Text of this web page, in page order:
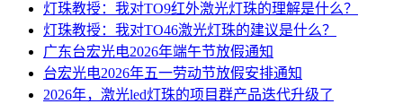
灯珠教授：我对TO9红外激光灯珠的理解是什么？
灯珠教授：我对TO46激光灯珠的建议是什么？
广东台宏光电2026年端午节放假通知
台宏光电2026年五一劳动节放假安排通知
2026年，激光led灯珠的项目群产品迭代升级了